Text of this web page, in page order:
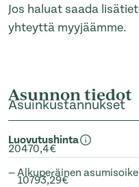
Jos haluat saada
yhteyttä myyjäämme.
Asunnon tiedot
Asuinkustannukset
Luovutushinta
20470,4€
— Alkuperäinen
10793,29€